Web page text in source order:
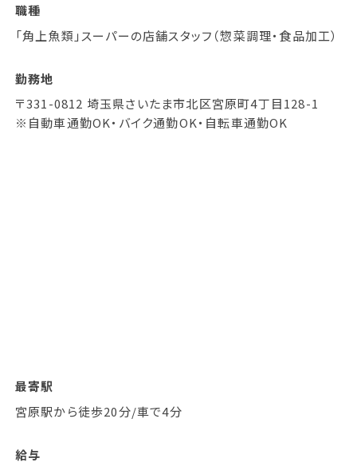
職種
「角上魚類」スーパーの店舗スタッフ（惣菜調理・食品加工）
勤務地
〒331-0812 埼玉県さいたま市北区宮原町4丁目128-1
※自動車通勤OK・バイク通勤OK・自転車通勤OK
最寄駅
宮原駅から徒歩20分/車で4分
給与